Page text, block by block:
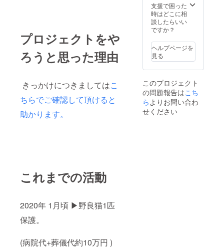
プロジェクトをや
ろうと思った理由
きっかけにつきましてはこ
ちらでご確認して頂けると
助かります。
これまでの活動
2020年 1月頃 ▶野良猫1匹
保護。
(病院代+葬儀代約10万円 )
支援で困った
時はどこに相
談したらいい
ですか？
ヘルプページを
見る
このプロジェクト
の問題報告はこち
ら よりお問い合わ
せください